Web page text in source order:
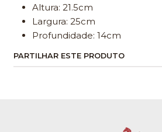
Altura: 21.5cm
Largura: 25cm
Profundidade: 14cm
PARTILHAR ESTE PRODUTO